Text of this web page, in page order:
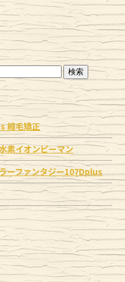
縮毛矯正
素イオンピーマン
ーファンタジー107Dplus